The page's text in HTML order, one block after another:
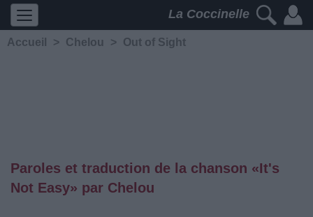
La Coccinelle
Accueil > Chelou > Out of Sight
Paroles et traduction de la chanson «It's
Not Easy» par Chelou